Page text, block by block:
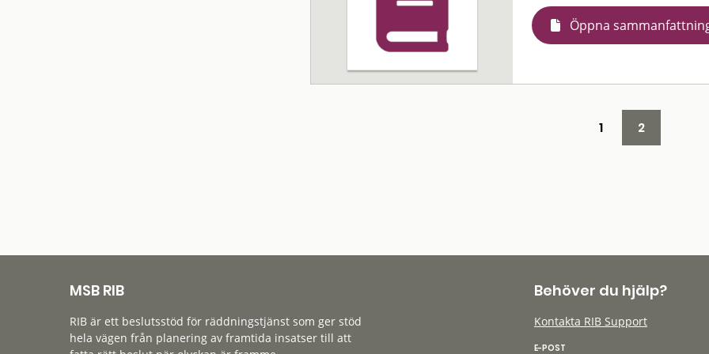
Öppna
1 2
MSB RIB
RIB är ett beslutsstöd för räddningstjänst som ger stöd
hela vägen från planering av framtida insatser till att
Behöver du hjälp?
Kontakta RIB Support
E-POST